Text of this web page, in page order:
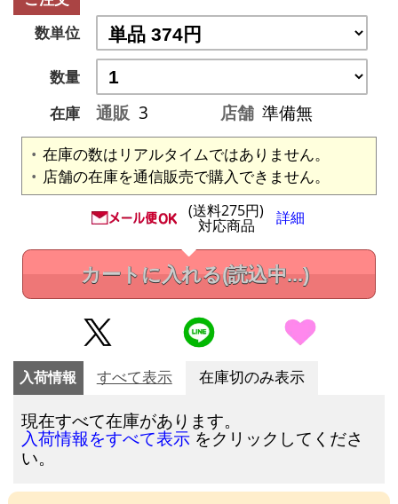
数単位
数量
在庫
通販 3 店舗 準備無
在庫の数はリアルタイムではありません。
店舗の在庫を通信販売で購入できません。
(送料275円)
対応商品 詳細
カートに入れる(読込中...)
入荷情報 すべて表示 在庫切のみ表示
現在すべて在庫があります。
入荷情報をすべて表示 をクリックしてくださ
い。